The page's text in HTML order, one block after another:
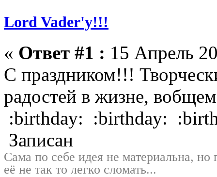
Lord Vader'у!!!
« Ответ #1 : 15 Апрель
С праздником!!!
радостей в жизне, вобщем
:birthday: :birthday:
Записан
Сама по себе идея не материальна,
её не так то легко сломать...